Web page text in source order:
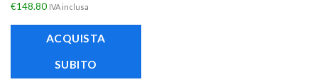
€148.80 IVA inclusa
ACQUISTA
SUBITO